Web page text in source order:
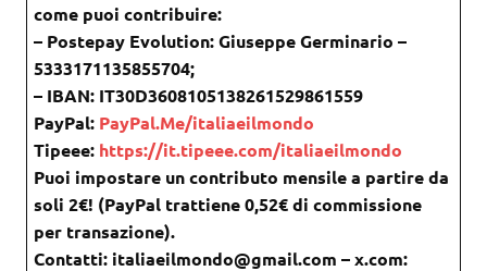
come puoi contribuire:
– Postepay Evolution: Giuseppe Germinario –
5333171135855704;
– IBAN: IT30D3608105138261529861559
PayPal: PayPal.Me/italiaeilmondo
Tipeee: https://it.tipeee.com/italiaeilmondo
Puoi impostare un contributo mensile a partire da
soli 2€! (PayPal trattiene 0,52€ di commissione
per transazione).
Contatti: italiaeilmondo@gmail.com – x.com: